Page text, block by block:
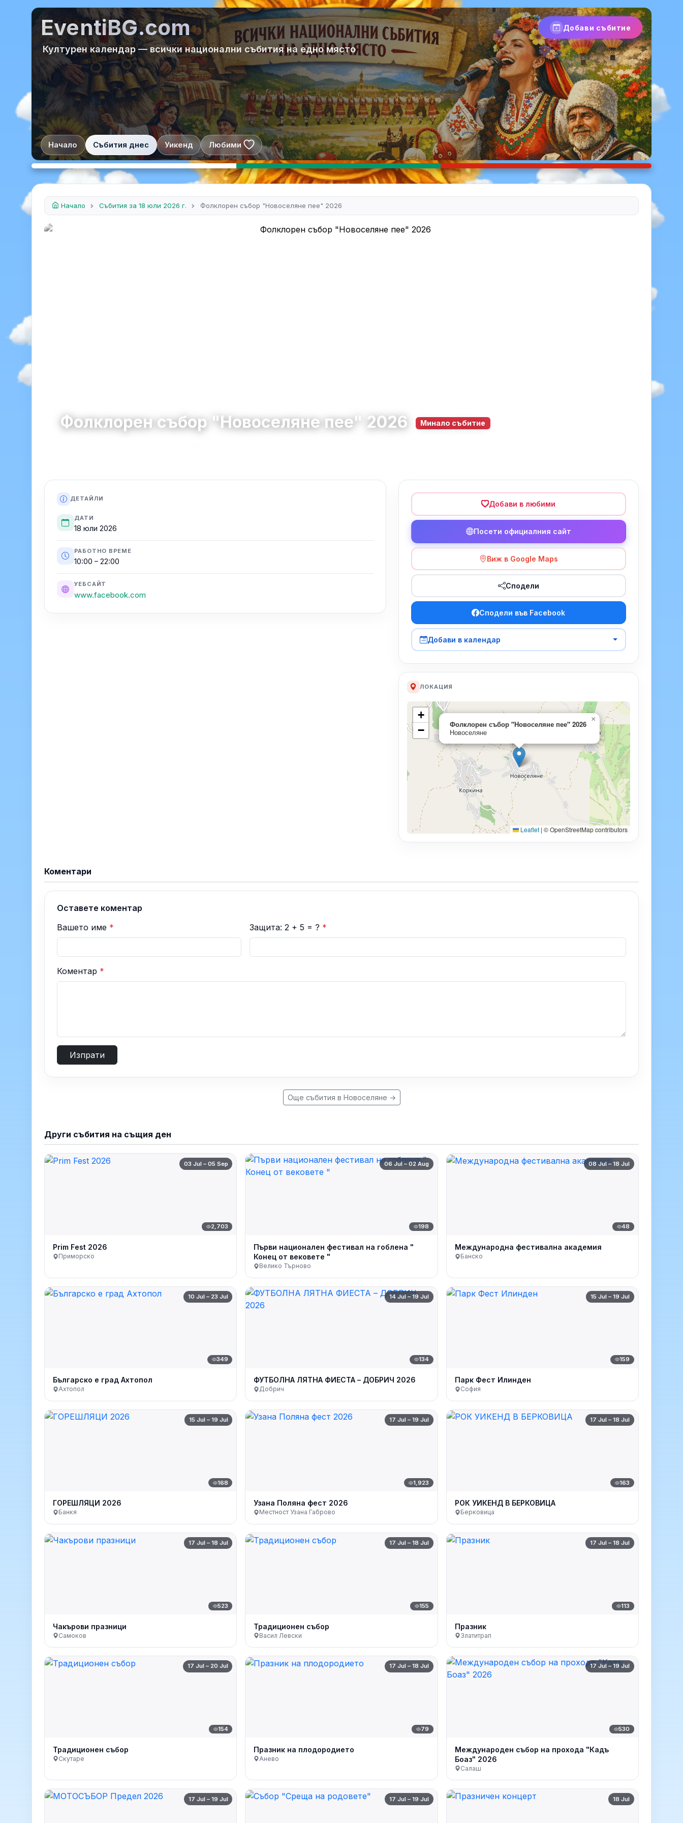
EventiBG.com Добави събитие
Културен календар — всички национални събития на едно място
Начало Събития днес Уикенд Любими
Начало Събития за 18 юли 2026 г. Фолклорен събор "Новоселяне пее" 2026
Фолклорен събор "Новоселяне пее" 2026 Минало събитие
ДЕТАЙЛИ
ДАТИ
18 юли 2026
РАБОТНО ВРЕМЕ
10:00 – 22:00
УЕБСАЙТ
www.facebook.com
Добави в любими
Посети официалния сайт
Виж в Google Maps
Сподели
Сподели във Facebook
Добави в календар
ЛОКАЦИЯ
Фолклорен събор "Новоселяне пее" 2026
Новоселяне
×
+
−
Leaflet | © OpenStreetMap contributors
Коментари
Оставете коментар
Вашето име * Защита: 2 + 5 = ? *
Коментар *
Изпрати
Още събития в Новоселяне →
Други събития на същия ден
03 Jul – 05 Sep
2,703
Prim Fest 2026
Приморско
06 Jul – 02 Aug
198
Първи национален фестивал на гоблена "
Конец от вековете "
Велико Търново
08 Jul – 18 Jul
48
Международна фестивална академия
Банско
10 Jul – 23 Jul
349
Българско е град Ахтопол
Ахтопол
14 Jul – 19 Jul
134
ФУТБОЛНА ЛЯТНА ФИЕСТА – ДОБРИЧ 2026
Добрич
15 Jul – 19 Jul
159
Парк Фест Илинден
София
15 Jul – 19 Jul
168
ГОРЕШЛЯЦИ 2026
Банкя
17 Jul – 19 Jul
1,923
Узана Поляна фест 2026
Местност Узана Габрово
17 Jul – 18 Jul
163
РОК УИКЕНД В БЕРКОВИЦА
Берковица
17 Jul – 18 Jul
523
Чакърови празници
Самоков
17 Jul – 18 Jul
155
Традиционен събор
Васил Левски
17 Jul – 18 Jul
113
Празник
Златитрап
17 Jul – 20 Jul
154
Традиционен събор
Скутаре
17 Jul – 18 Jul
79
Празник на плодородието
Анево
17 Jul – 19 Jul
530
Международен събор на прохода "Кадъ
Боаз" 2026
Салаш
17 Jul – 19 Jul 17 Jul – 19 Jul 18 Jul